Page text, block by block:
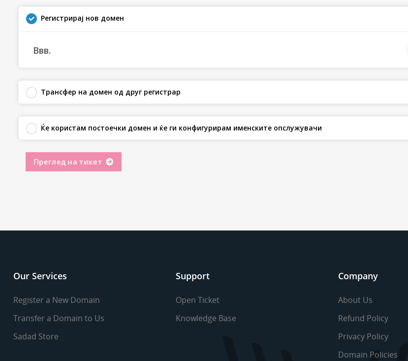
Регистрирај нов домен
Ввв.
Трансфер на домен од друг регистрар
Ќе користам постоечки домен и ќе ги конфигурирам именските опслужувачи
Преглед на тикет
Our Services
Register a New Domain
Transfer a Domain to Us
Sadad Store
Support
Open Ticket
Knowledge Base
Company
About Us
Refund Policy
Privacy Policy
Domain Policies